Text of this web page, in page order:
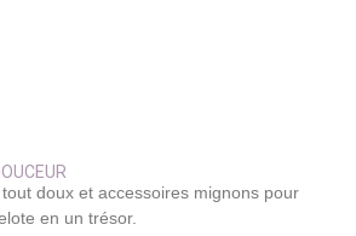
doux et accessoires mignons pour
en un trésor.